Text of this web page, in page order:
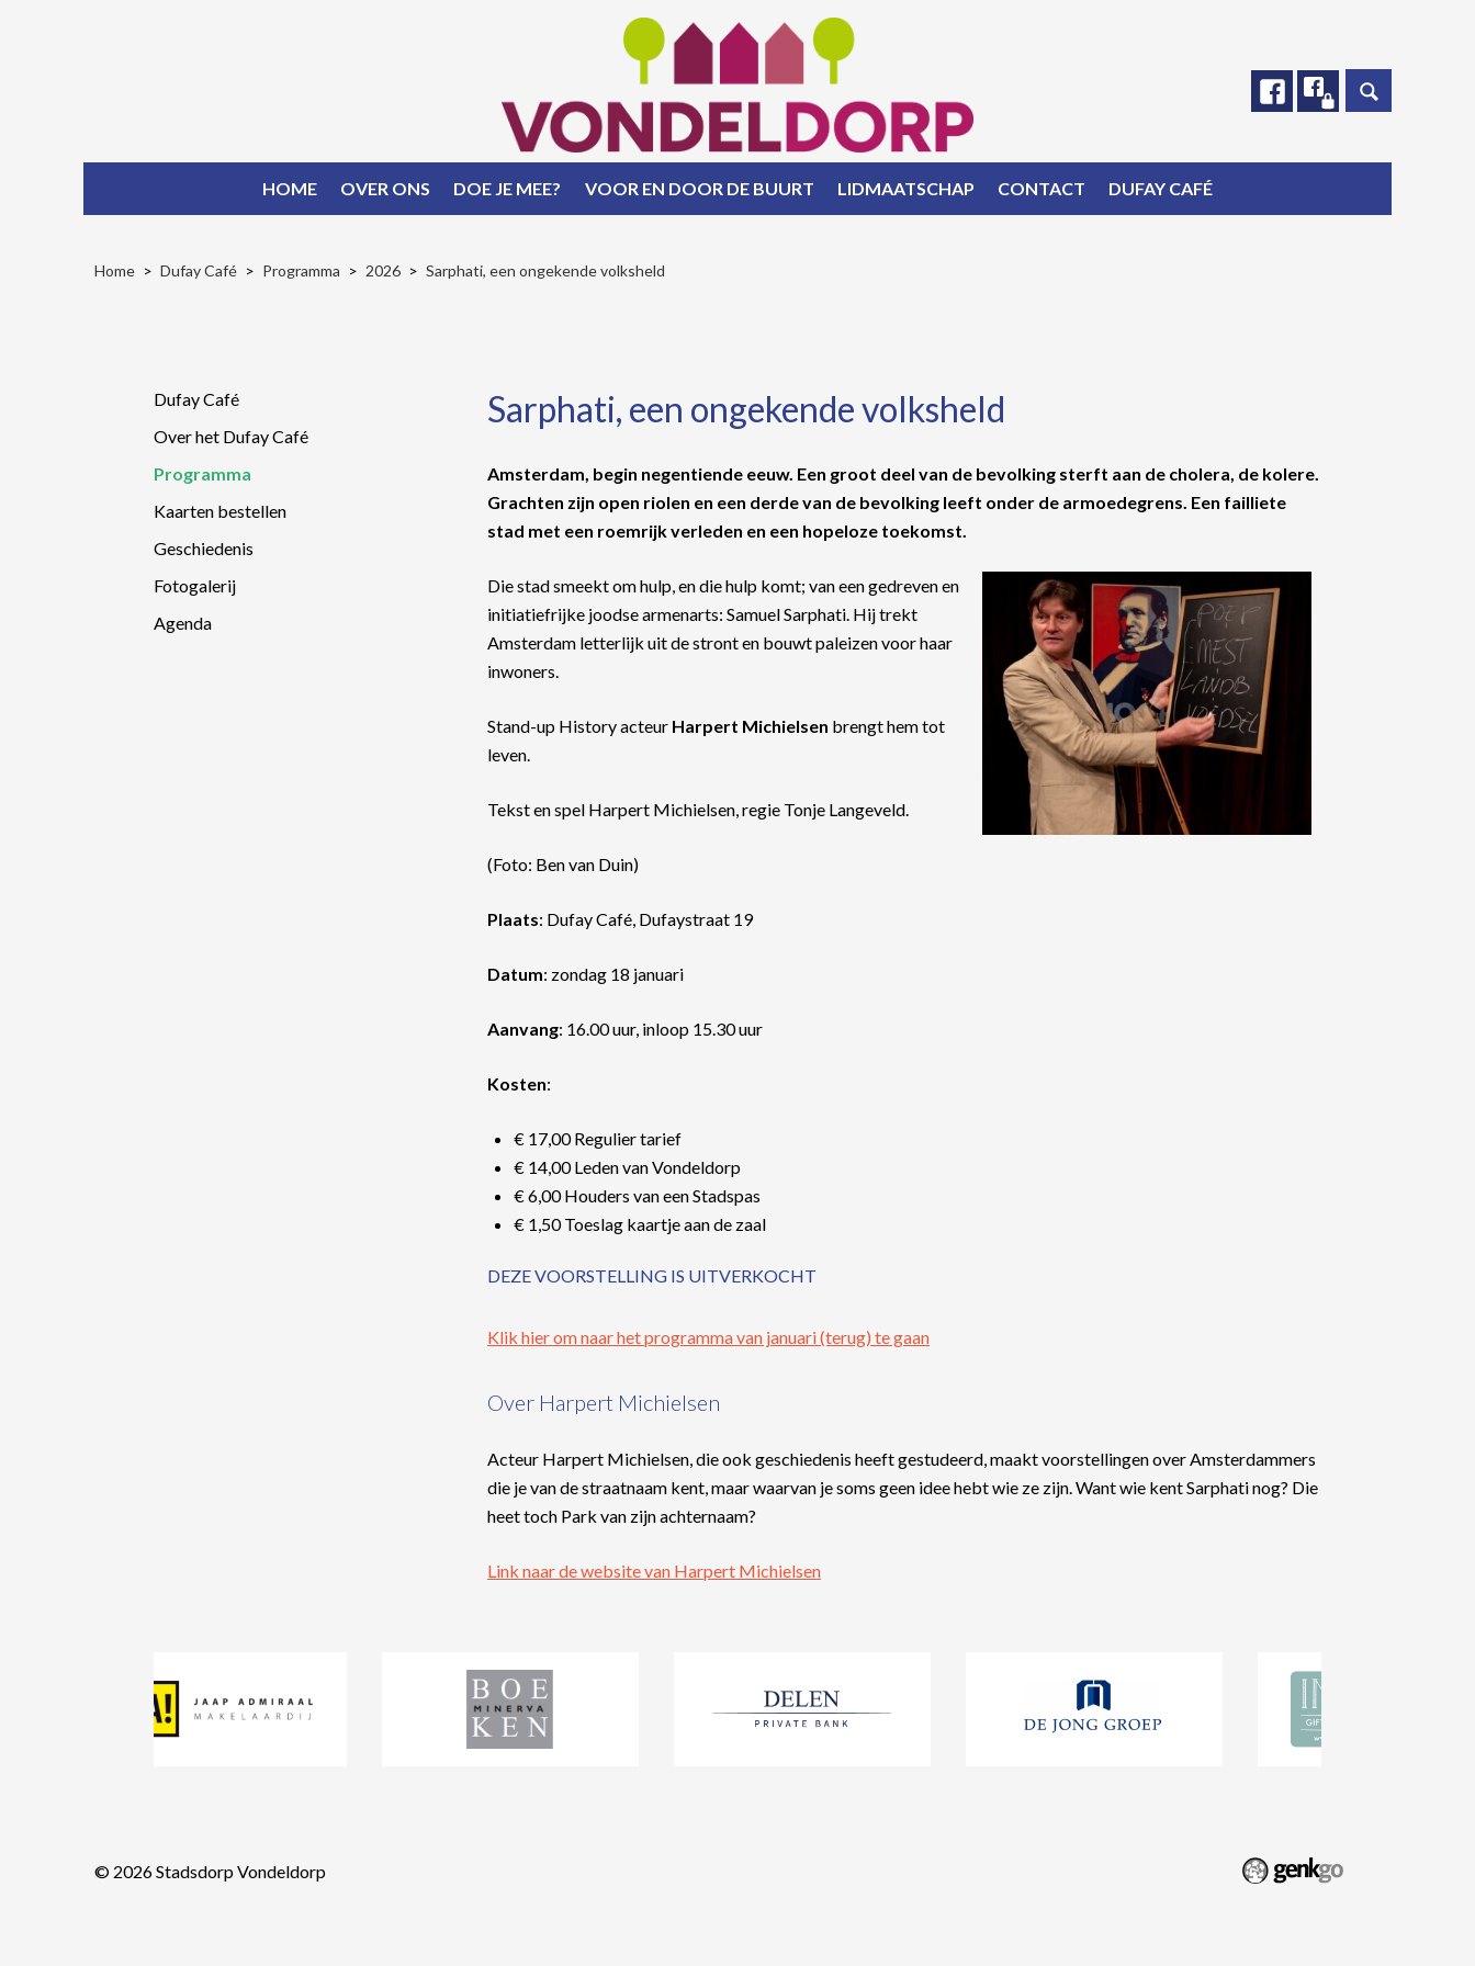
FacebookFacebook
HOME OVER ONS DOE JE MEE? VOOR EN DOOR DE BUURT LIDMAATSCHAP CONTACT DUFAY CAFÉ
Home Dufay Café Programma 2026 Sarphati, een ongekende volksheld
Dufay Café
Over het Dufay Café
Programma
Kaarten bestellen
Geschiedenis
Fotogalerij
Agenda
Sarphati, een ongekende volksheld
Amsterdam, begin negentiende eeuw. Een groot deel van de bevolking sterft aan de cholera, de kolere.
Grachten zijn open riolen en een derde van de bevolking leeft onder de armoedegrens. Een failliete
stad met een roemrijk verleden en een hopeloze toekomst.
Die stad smeekt om hulp, en die hulp komt; van een gedreven en
initiatiefrijke joodse armenarts: Samuel Sarphati. Hij trekt
Amsterdam letterlijk uit de stront en bouwt paleizen voor haar
inwoners.
Stand-up History acteur Harpert Michielsen brengt hem tot
leven.
Tekst en spel Harpert Michielsen, regie Tonje Langeveld.
(Foto: Ben van Duin)
Plaats: Dufay Café, Dufaystraat 19
Datum: zondag 18 januari
Aanvang: 16.00 uur, inloop 15.30 uur
Kosten:
€ 17,00 Regulier tarief
€ 14,00 Leden van Vondeldorp
€ 6,00 Houders van een Stadspas
€ 1,50 Toeslag kaartje aan de zaal
DEZE VOORSTELLING IS UITVERKOCHT
Klik hier om naar het programma van januari (terug) te gaan
Over Harpert Michielsen
Acteur Harpert Michielsen, die ook geschiedenis heeft gestudeerd, maakt voorstellingen over Amsterdammers
die je van de straatnaam kent, maar waarvan je soms geen idee hebt wie ze zijn. Want wie kent Sarphati nog? Die
heet toch Park van zijn achternaam?
Link naar de website van Harpert Michielsen
© 2026Stadsdorp Vondeldorp